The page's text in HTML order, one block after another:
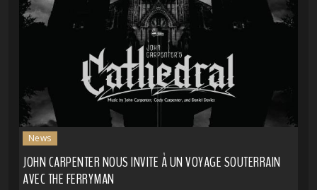
News
JOHN CARPENTER NOUS INVITE À UN VOYAGE SOUTERRAIN
AVEC THE FERRYMAN